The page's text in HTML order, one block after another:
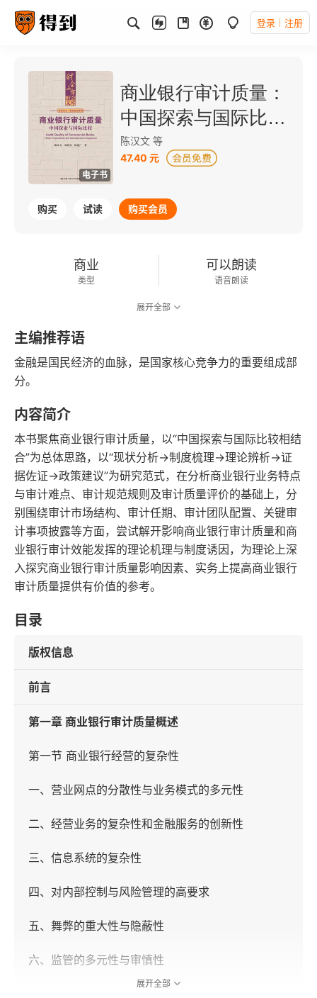
登录 注册
电子书
商业银行审计质量：
中国探索与国际比较
（财会文库）
陈汉文 等
47.40 元
购买 试读 购买会员
商业
类型
可以朗读
语音朗读
展开全部
主编推荐语
金融是国民经济的血脉，是国家核心竞争力的重要组成部
分。
内容简介
本书聚焦商业银行审计质量，以“中国探索与国际比较相结
合”为总体思路，以“现状分析→制度梳理→理论辨析→证
据佐证→政策建议”为研究范式，在分析商业银行业务特点
与审计难点、审计规范规则及审计质量评价的基础上，分
别围绕审计市场结构、审计任期、审计团队配置、关键审
计事项披露等方面，尝试解开影响商业银行审计质量和商
业银行审计效能发挥的理论机理与制度诱因，为理论上深
入探究商业银行审计质量影响因素、实务上提高商业银行
审计质量提供有价值的参考。
目录
版权信息
前言
第一章 商业银行审计质量概述
第一节 商业银行经营的复杂性
一、营业网点的分散性与业务模式的多元性
二、经营业务的复杂性和金融服务的创新性
三、信息系统的复杂性
四、对内部控制与风险管理的高要求
五、舞弊的重大性与隐蔽性
六、监管的多元性与审慎性
展开全部